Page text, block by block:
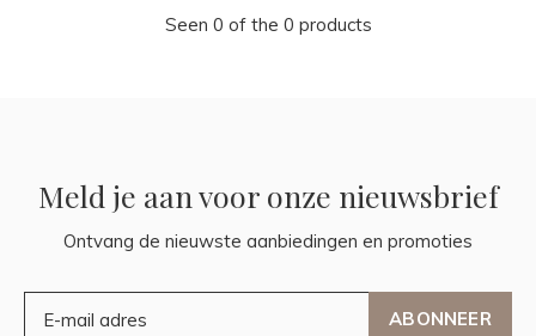
Seen 0 of the 0 products
Meld je aan voor onze nieuwsbrief
Ontvang de nieuwste aanbiedingen en promoties
ABONNEER